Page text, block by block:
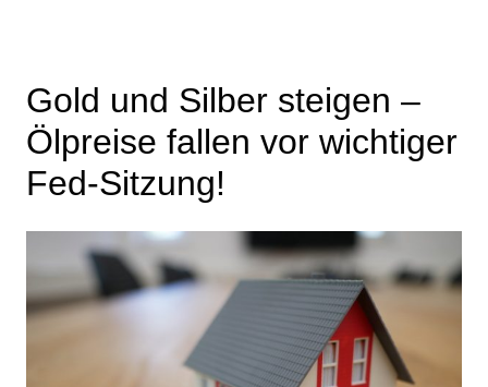
Gold und Silber steigen –
Ölpreise fallen vor wichtiger
Fed-Sitzung!